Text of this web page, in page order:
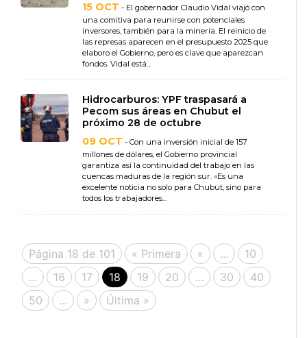
15 OCT - El gobernador Claudio Vidal viajó con
una comitiva para reunirse con potenciales
inversores, también para la minería. El reinicio de
las represas aparecen en el presupuesto 2025 que
elaboro el Gobierno, pero es clave que aparezcan
fondos. Vidal está...
Hidrocarburos: YPF traspasará a
Pecom sus áreas en Chubut el
próximo 28 de octubre
09 OCT - Con una inversión inicial de 157
millones de dólares, el Gobierno provincial
garantiza así la continuidad del trabajo en las
cuencas maduras de la región sur. «Es una
excelente noticia no solo para Chubut, sino para
todos los trabajadores...
Página 18 de 101 « Primera « ...
10
...
16 17 18 19 20 ... 30
40
50
... » Última »